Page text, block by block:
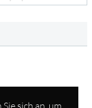
sich an, um